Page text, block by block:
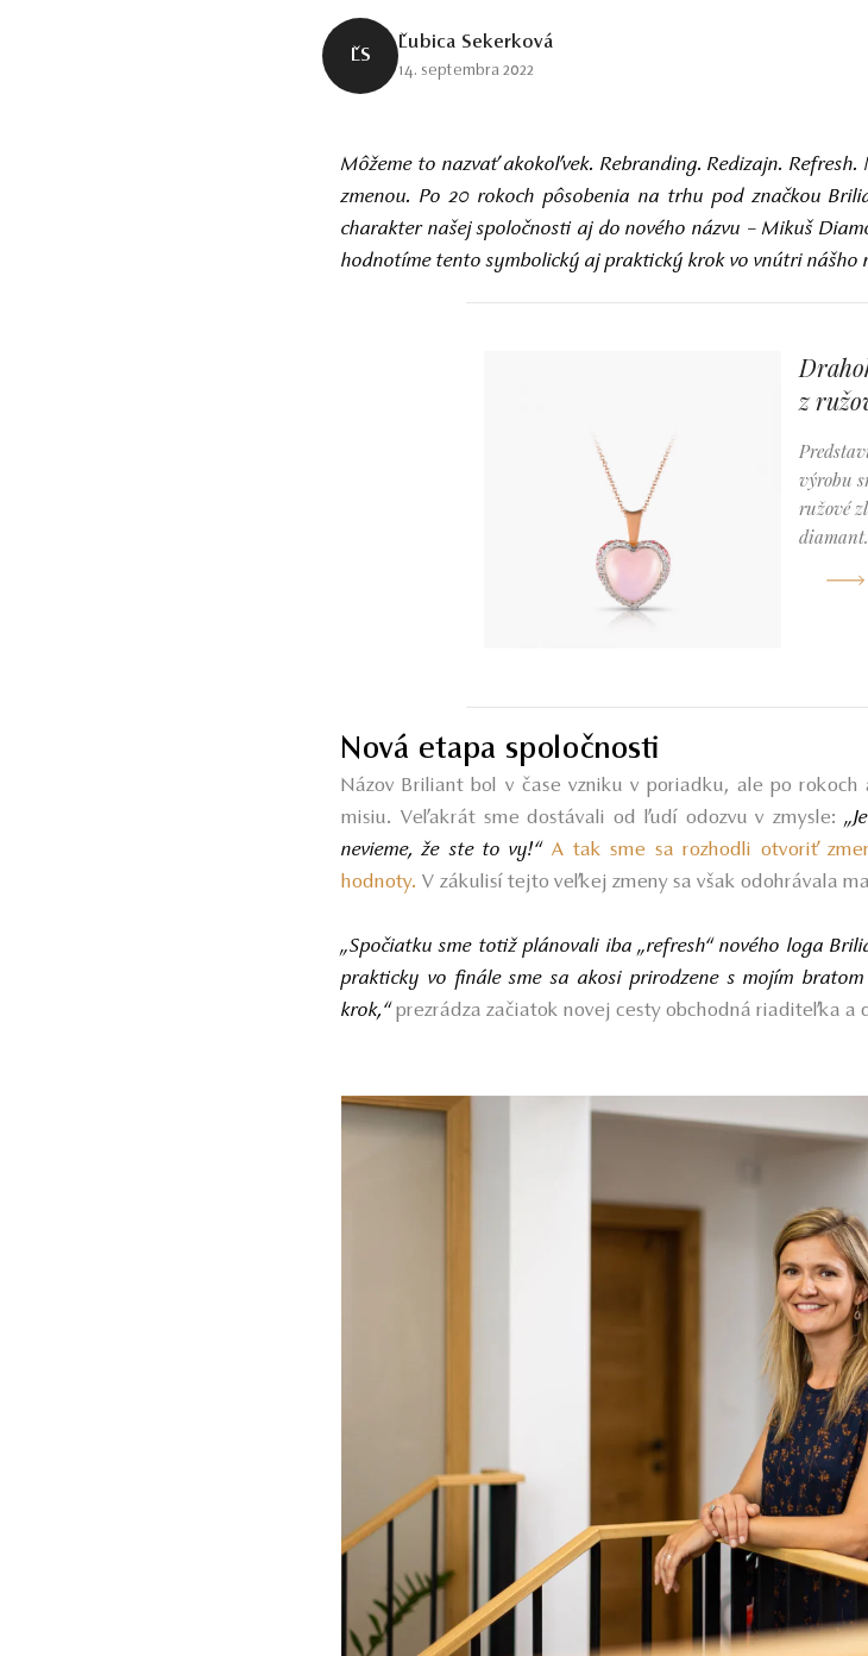
ĽS
Ľubica Sekerková
14. septembra 2022
Môžeme to nazvať akokoľvek. Rebranding. Redizajn.
zmenou. Po 20 rokoch pôsobenia na trhu pod značkou
charakter našej spoločnosti aj do nového názvu – Mikuš
hodnotíme tento symbolický aj praktický krok vo vnútri nášho
z
výrobu
ružové
diamant.
Nová etapa spoločnosti
Názov Briliant bol v čase vzniku v poriadku, ale po
misiu. Veľakrát sme dostávali od ľudí odozvu v zmysle:
nevieme, že ste to vy!“ A tak sme sa rozhodli otvoriť
hodnoty. V zákulisí tejto veľkej zmeny sa však odohrávala
„Spočiatku sme totiž plánovali iba „refresh“ nového loga
prakticky vo finále sme sa akosi prirodzene s mojím
krok,“ prezrádza začiatok novej cesty obchodná riaditeľka a